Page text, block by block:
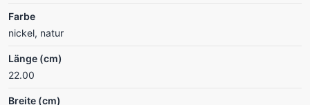
Farbe
nickel, natur
Länge (cm)
22.00
Breite (cm)